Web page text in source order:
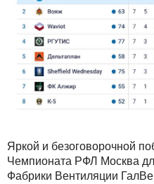
Яркой и безоговорочной
Чемпионата РФЛ Москва
Фабрики Вентиляции